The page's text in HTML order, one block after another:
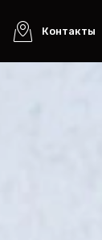
Контакты